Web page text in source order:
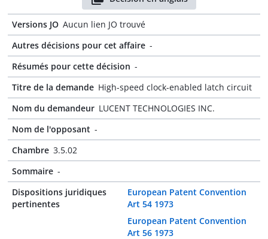
Versions JO Aucun lien JO trouvé
Autres décisions pour cet affaire -
Résumés pour cette décision -
Titre de la demande High-speed clock-enabled latch circuit
Nom du demandeur LUCENT TECHNOLOGIES INC.
Nom de l'opposant -
Chambre 3.5.02
Sommaire -
Dispositions juridiques
pertinentes
European Patent Convention
Art 54 1973
European Patent Convention
Art 56 1973